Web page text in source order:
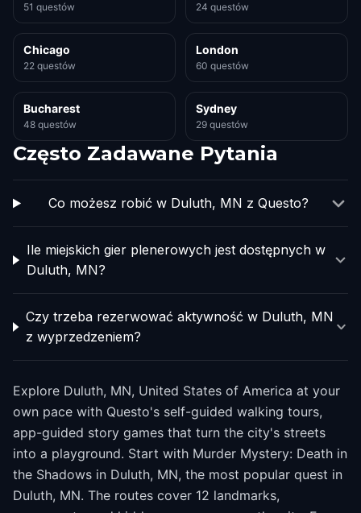
51 questów 24 questów
Chicago
22 questów
London
60 questów
Bucharest
48 questów
Sydney
29 questów
Często Zadawane Pytania
Co możesz robić w Duluth, MN z Questo?
Ile miejskich gier plenerowych jest dostępnych w
Duluth, MN?
Czy trzeba rezerwować aktywność w Duluth, MN
z wyprzedzeniem?
Explore Duluth, MN, United States of America at your
own pace with Questo's self-guided walking tours,
app-guided story games that turn the city's streets
into a playground. Start with Murder Mystery: Death in
the Shadows in Duluth, MN, the most popular quest in
Duluth, MN. The routes cover 12 landmarks,